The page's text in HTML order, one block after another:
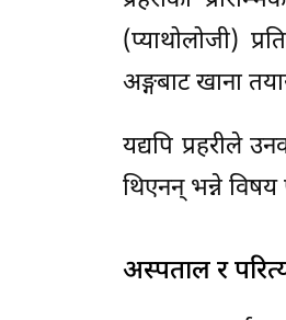
(प्याथोलोजी)
अङ्गबाट खाना
यद्यपि प्रहरीले
थिएनन् भन्ने
अस्पताल र